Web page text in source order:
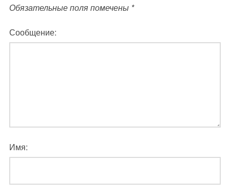
Обязательные поля помечены *
Сообщение:
Имя: